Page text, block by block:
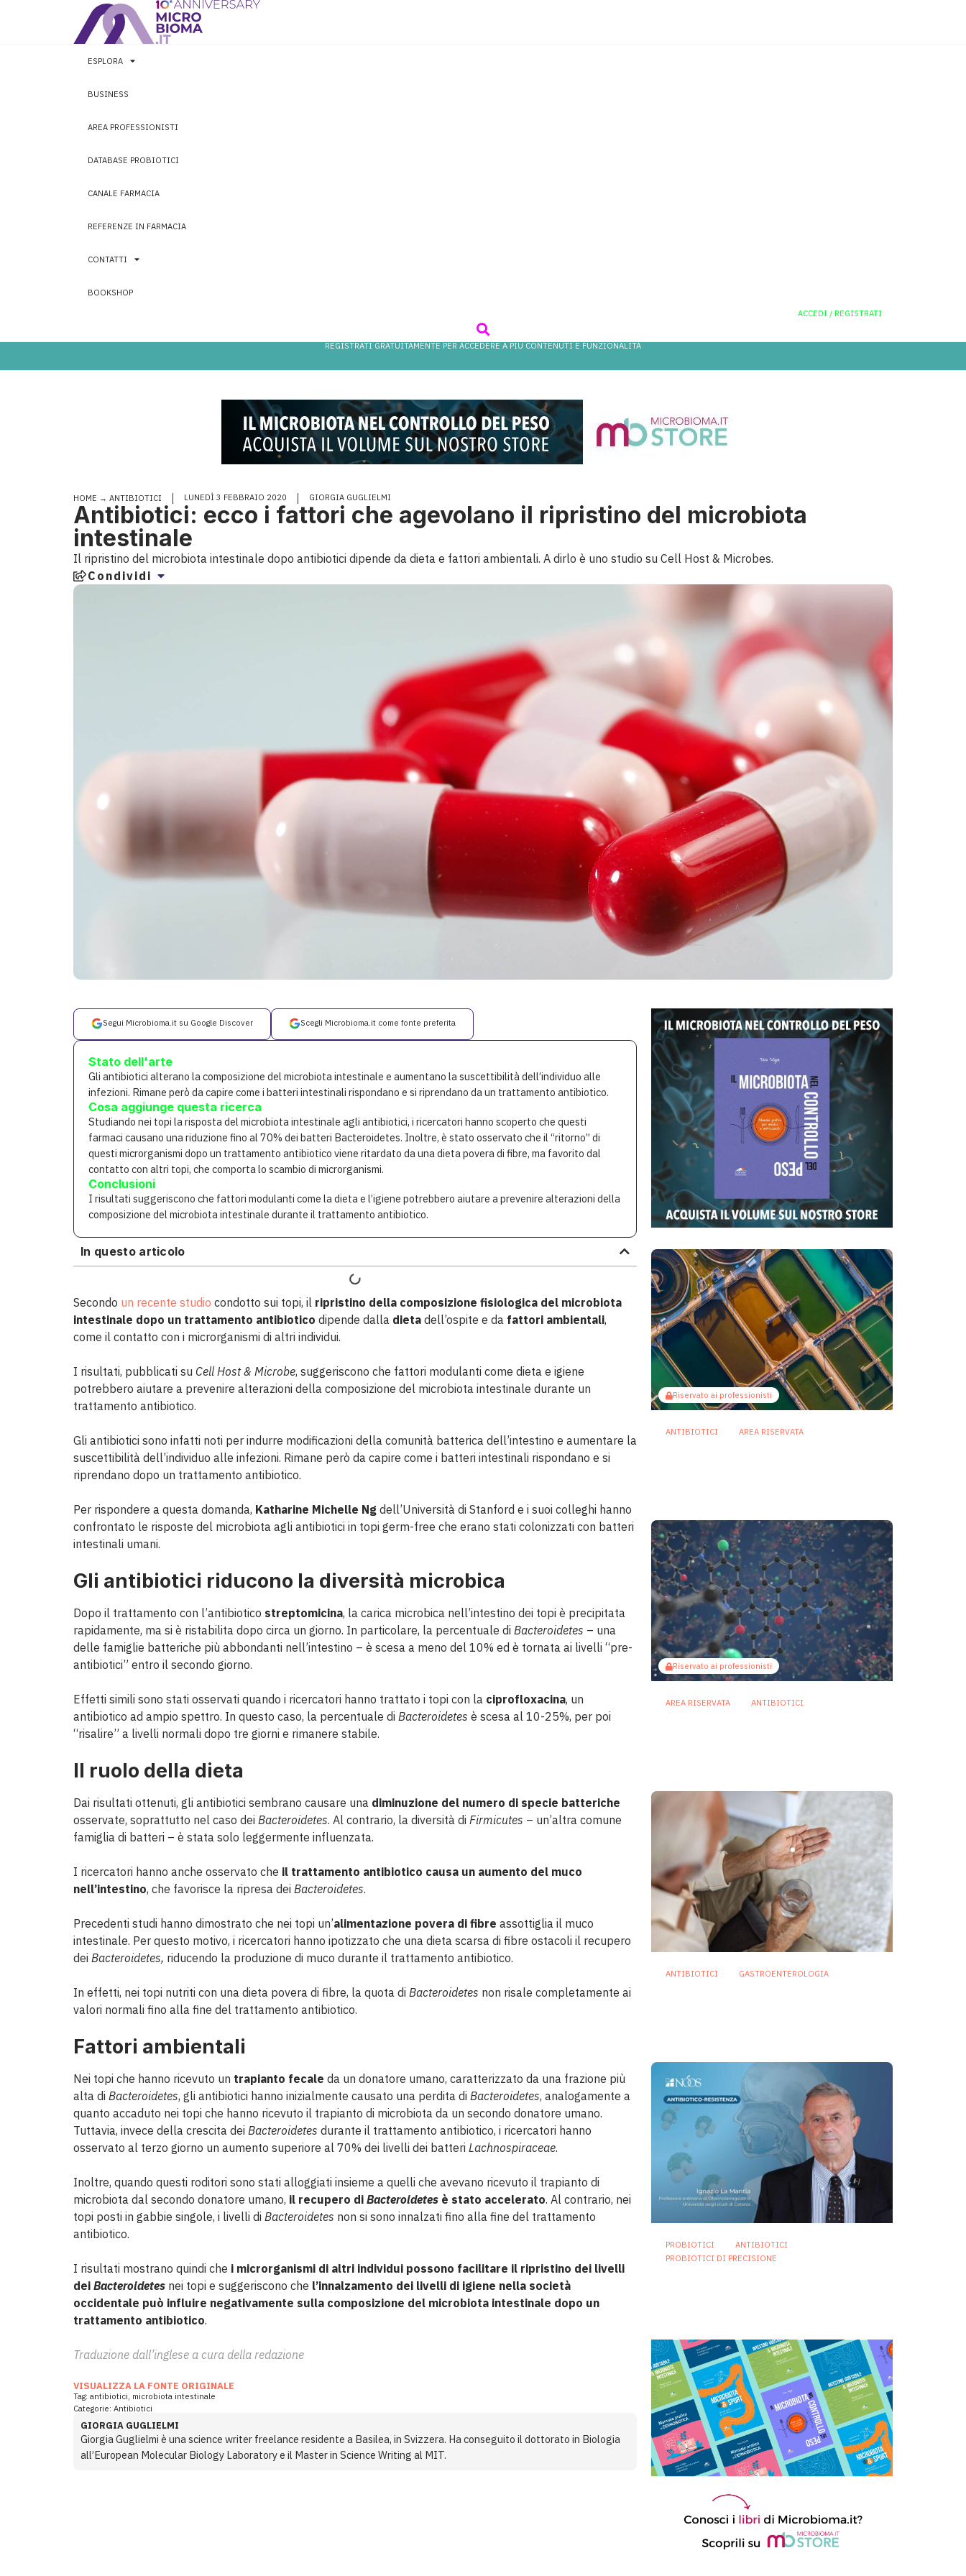
ESPLORA
BUSINESS
AREA PROFESSIONISTI
DATABASE PROBIOTICI
CANALE FARMACIA
REFERENZE IN FARMACIA
CONTATTI
BOOKSHOP
ACCEDI / REGISTRATI
REGISTRATI GRATUITAMENTE PER ACCEDERE A PIÙ CONTENUTI E FUNZIONALITÀ
HOME → ANTIBIOTICI LUNEDÌ 3 FEBBRAIO 2020 GIORGIA GUGLIELMI
Antibiotici: ecco i fattori che agevolano il ripristino del microbiota
intestinale
Il ripristino del microbiota intestinale dopo antibiotici dipende da dieta e fattori ambientali. A dirlo è uno studio su Cell Host & Microbes.
Condividi
Segui Microbioma.it su Google Discover Scegli Microbioma.it come fonte preferita
Stato dell'arte
Gli antibiotici alterano la composizione del microbiota intestinale e aumentano la suscettibilità dell’individuo alle
infezioni. Rimane però da capire come i batteri intestinali rispondano e si riprendano da un trattamento antibiotico.
Cosa aggiunge questa ricerca
Studiando nei topi la risposta del microbiota intestinale agli antibiotici, i ricercatori hanno scoperto che questi
farmaci causano una riduzione fino al 70% dei batteri Bacteroidetes. Inoltre, è stato osservato che il “ritorno” di
questi microrganismi dopo un trattamento antibiotico viene ritardato da una dieta povera di fibre, ma favorito dal
contatto con altri topi, che comporta lo scambio di microrganismi.
Conclusioni
I risultati suggeriscono che fattori modulanti come la dieta e l’igiene potrebbero aiutare a prevenire alterazioni della
composizione del microbiota intestinale durante il trattamento antibiotico.
In questo articolo
Secondo un recente studio condotto sui topi, il ripristino della composizione fisiologica del microbiota
intestinale dopo un trattamento antibiotico dipende dalla dieta dell’ospite e da fattori ambientali,
come il contatto con i microrganismi di altri individui.
I risultati, pubblicati su Cell Host & Microbe, suggeriscono che fattori modulanti come dieta e igiene
potrebbero aiutare a prevenire alterazioni della composizione del microbiota intestinale durante un
trattamento antibiotico.
Gli antibiotici sono infatti noti per indurre modificazioni della comunità batterica dell’intestino e aumentare la
suscettibilità dell’individuo alle infezioni. Rimane però da capire come i batteri intestinali rispondano e si
riprendano dopo un trattamento antibiotico.
Per rispondere a questa domanda, Katharine Michelle Ng dell’Università di Stanford e i suoi colleghi hanno
confrontato le risposte del microbiota agli antibiotici in topi germ-free che erano stati colonizzati con batteri
intestinali umani.
Gli antibiotici riducono la diversità microbica
Dopo il trattamento con l’antibiotico streptomicina, la carica microbica nell’intestino dei topi è precipitata
rapidamente, ma si è ristabilita dopo circa un giorno. In particolare, la percentuale di Bacteroidetes – una
delle famiglie batteriche più abbondanti nell’intestino – è scesa a meno del 10% ed è tornata ai livelli “pre-
antibiotici” entro il secondo giorno.
Effetti simili sono stati osservati quando i ricercatori hanno trattato i topi con la ciprofloxacina, un
antibiotico ad ampio spettro. In questo caso, la percentuale di Bacteroidetes è scesa al 10-25%, per poi
“risalire” a livelli normali dopo tre giorni e rimanere stabile.
Il ruolo della dieta
Dai risultati ottenuti, gli antibiotici sembrano causare una diminuzione del numero di specie batteriche
osservate, soprattutto nel caso dei Bacteroidetes. Al contrario, la diversità di Firmicutes – un’altra comune
famiglia di batteri – è stata solo leggermente influenzata.
I ricercatori hanno anche osservato che il trattamento antibiotico causa un aumento del muco
nell’intestino, che favorisce la ripresa dei Bacteroidetes.
Precedenti studi hanno dimostrato che nei topi un’alimentazione povera di fibre assottiglia il muco
intestinale. Per questo motivo, i ricercatori hanno ipotizzato che una dieta scarsa di fibre ostacoli il recupero
dei Bacteroidetes, riducendo la produzione di muco durante il trattamento antibiotico.
In effetti, nei topi nutriti con una dieta povera di fibre, la quota di Bacteroidetes non risale completamente ai
valori normali fino alla fine del trattamento antibiotico.
Fattori ambientali
Nei topi che hanno ricevuto un trapianto fecale da un donatore umano, caratterizzato da una frazione più
alta di Bacteroidetes, gli antibiotici hanno inizialmente causato una perdita di Bacteroidetes, analogamente a
quanto accaduto nei topi che hanno ricevuto il trapianto di microbiota da un secondo donatore umano.
Tuttavia, invece della crescita dei Bacteroidetes durante il trattamento antibiotico, i ricercatori hanno
osservato al terzo giorno un aumento superiore al 70% dei livelli dei batteri Lachnospiraceae.
Inoltre, quando questi roditori sono stati alloggiati insieme a quelli che avevano ricevuto il trapianto di
microbiota dal secondo donatore umano, il recupero di Bacteroidetes è stato accelerato. Al contrario, nei
topi posti in gabbie singole, i livelli di Bacteroidetes non si sono innalzati fino alla fine del trattamento
antibiotico.
I risultati mostrano quindi che i microrganismi di altri individui possono facilitare il ripristino dei livelli
dei Bacteroidetes nei topi e suggeriscono che l’innalzamento dei livelli di igiene nella società
occidentale può influire negativamente sulla composizione del microbiota intestinale dopo un
trattamento antibiotico.
Traduzione dall’inglese a cura della redazione
VISUALIZZA LA FONTE ORIGINALE
Tag: antibiotici microbiota intestinale
Categorie: Antibiotici
GIORGIA GUGLIELMI
Giorgia Guglielmi è una science writer freelance residente a Basilea, in Svizzera. Ha conseguito il dottorato in Biologia
all’European Molecular Biology Laboratory e il Master in Science Writing al MIT.
Riservato ai professionisti
ANTIBIOTICI AREA RISERVATA
Riservato ai professionisti
AREA RISERVATA ANTIBIOTICI
ANTIBIOTICI GASTROENTEROLOGIA
PROBIOTICI
ANTIBIOTICI
PROBIOTICI DI PRECISIONE